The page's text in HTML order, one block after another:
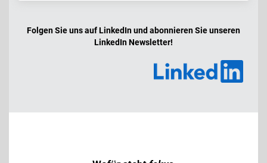
Folgen Sie uns auf LinkedIn und abonnieren Sie unseren
LinkedIn Newsletter!